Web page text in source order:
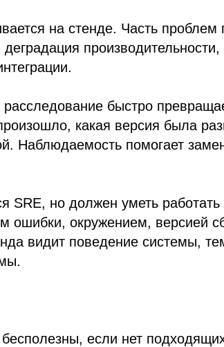
на стенде. Часть проблем
быстро
какая версия была
Наблюдаемость помогает
SRE, но должен уметь
ошибки, окружением, версией
видит поведение системы,
если нет